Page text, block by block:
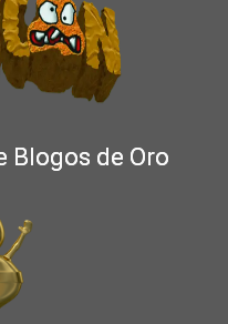
Blogos de Oro